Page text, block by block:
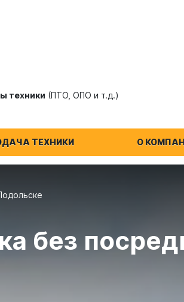
техники (ПТО, ОПО и т.д.)
ТЕХНИКИ О
без